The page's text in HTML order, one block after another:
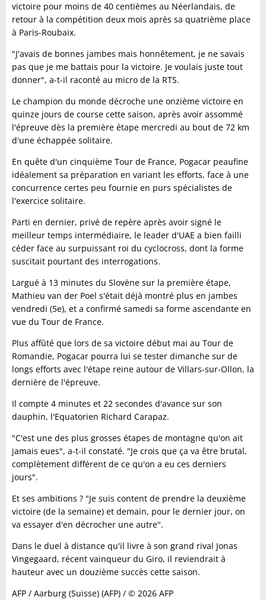
victoire pour moins de 40 centièmes au Néerlandais, de
retour à la compétition deux mois après sa quatrième place
à Paris-Roubaix.
"J'avais de bonnes jambes mais honnêtement, je ne savais
pas que je me battais pour la victoire. Je voulais juste tout
donner", a-t-il raconté au micro de la RTS.
Le champion du monde décroche une onzième victoire en
quinze jours de course cette saison, après avoir assommé
l'épreuve dès la première étape mercredi au bout de 72 km
d'une échappée solitaire.
En quête d'un cinquième Tour de France, Pogacar peaufine
idéalement sa préparation en variant les efforts, face à une
concurrence certes peu fournie en purs spécialistes de
l'exercice solitaire.
Parti en dernier, privé de repère après avoir signé le
meilleur temps intermédiaire, le leader d'UAE a bien failli
céder face au surpuissant roi du cyclocross, dont la forme
suscitait pourtant des interrogations.
Largué à 13 minutes du Slovène sur la première étape,
Mathieu van der Poel s'était déjà montré plus en jambes
vendredi (5e), et a confirmé samedi sa forme ascendante en
vue du Tour de France.
Plus affûté que lors de sa victoire début mai au Tour de
Romandie, Pogacar pourra lui se tester dimanche sur de
longs efforts avec l'étape reine autour de Villars-sur-Ollon, la
dernière de l'épreuve.
Il compte 4 minutes et 22 secondes d'avance sur son
dauphin, l'Equatorien Richard Carapaz.
"C'est une des plus grosses étapes de montagne qu'on ait
jamais eues", a-t-il constaté. "Je crois que ça va être brutal,
complètement différent de ce qu'on a eu ces derniers
jours".
Et ses ambitions ? "Je suis content de prendre la deuxième
victoire (de la semaine) et demain, pour le dernier jour, on
va essayer d'en décrocher une autre".
Dans le duel à distance qu'il livre à son grand rival Jonas
Vingegaard, récent vainqueur du Giro, il reviendrait à
hauteur avec un douzième succès cette saison.
AFP / Aarburg (Suisse) (AFP) / © 2026 AFP